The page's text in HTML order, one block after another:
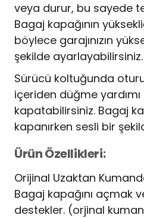
veya durur, bu sayede
Bagaj kapağının
böylece garajınızın
şekilde ayarlayabilirsiniz.
Sürücü koltuğunda
içeriden düğme
kapatabilirsiniz. Bagaj
kapanırken sesli bir
Ürün Özellikleri:
Orijinal Uzaktan
Bagaj kapağını açmak
destekler. (orjinal